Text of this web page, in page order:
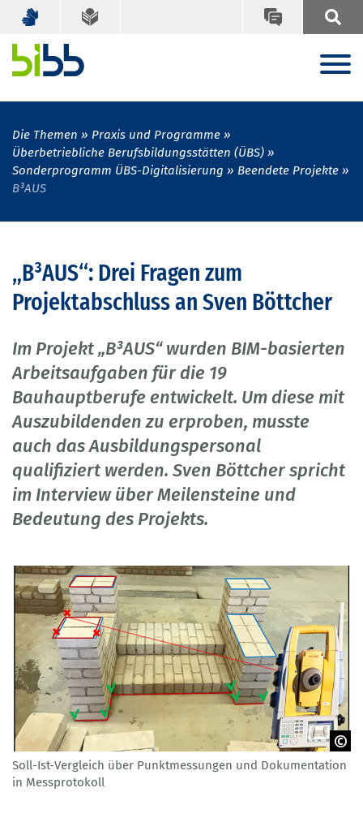
Die Themen
Praxis und Programme
Überbetriebliche Berufsbildungsstätten (ÜBS)
Sonderprogramm ÜBS-Digitalisierung
Beendete Projekte
B³AUS
„B³AUS“: Drei Fragen zum
Projektabschluss an Sven Böttcher
Im Projekt „B³AUS“ wurden BIM-basierten
Arbeitsaufgaben für die 19
Bauhauptberufe entwickelt. Um diese mit
Auszubildenden zu erproben, musste
auch das Ausbildungspersonal
qualifiziert werden. Sven Böttcher spricht
im Interview über Meilensteine und
Bedeutung des Projekts.
© Bau Bildung Sachsen e. V.
Soll-Ist-Vergleich über Punktmessungen und Dokumentation
in Messprotokoll